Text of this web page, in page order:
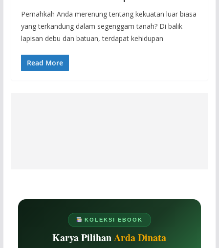
Pernahkah Anda merenung tentang kekuatan luar biasa
yang terkandung dalam segenggam tanah? Di balik
lapisan debu dan batuan, terdapat kehidupan
Read More
KOLEKSI EBOOK
Karya PilihanArda Dinata